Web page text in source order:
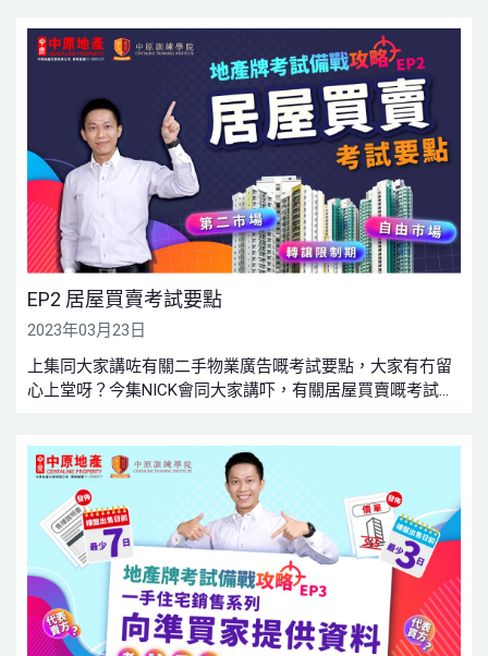
告嘅考試要點，LETS START THE LESSON!
EP2 居屋買賣考試要點
2023年03月23日
上集同大家講咗有關二手物業廣告嘅考試要點，大家有冇留
心上堂呀？今集NICK會同大家講吓，有關居屋買賣嘅考試要